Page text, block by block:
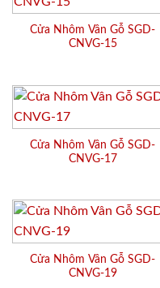
Cửa Nhôm Vân Gỗ SGD-
CNVG-15
Cửa Nhôm Vân Gỗ SGD-
CNVG-17
Cửa Nhôm Vân Gỗ SGD-
CNVG-19